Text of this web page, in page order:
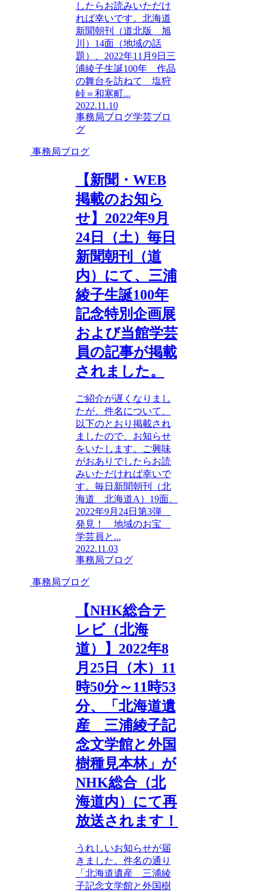
したらお読みいただけ
れば幸いです。北海道
新聞朝刊（道北版 旭
川）14面（地域の話
題）、2022年11月9日三
浦綾子生誕100年 作品
の舞台を訪ねて 塩狩
峠＝和寒町...
2022.11.10
事務局ブログ学芸ブロ
グ
事務局ブログ
【新聞・WEB
掲載のお知ら
せ】2022年9月
24日（土）毎日
新聞朝刊（道
内）にて、三浦
綾子生誕100年
記念特別企画展
および当館学芸
員の記事が掲載
されました。
ご紹介が遅くなりまし
たが、件名について、
以下のとおり掲載され
ましたので、お知らせ
をいたします。ご興味
がおありでしたらお読
みいただければ幸いで
す。毎日新聞朝刊（北
海道 北海道A）19面、
2022年9月24日第3弾
発見！ 地域のお宝
学芸員と...
2022.11.03
事務局ブログ
事務局ブログ
【NHK総合テ
レビ（北海
道）】2022年8
月25日（木）11
時50分～11時53
分、「北海道遺
産 三浦綾子記
念文学館と外国
樹種見本林」が
NHK総合（北
海道内）にて再
放送されます！
うれしいお知らせが届
きました。件名の通り
「北海道遺産 三浦綾
子記念文学館と外国樹